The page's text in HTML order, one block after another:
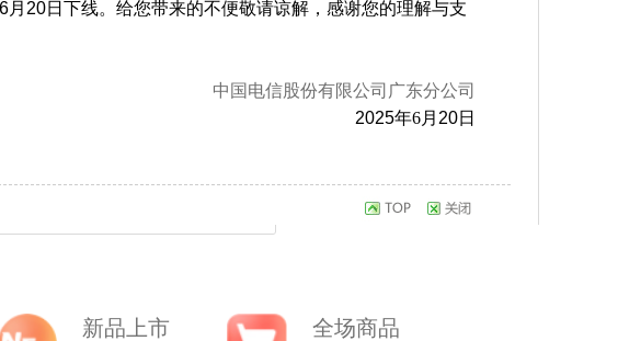
20日下线。给您带来的不便敬请谅解，感谢您的理解与支
中国电信股份有限公司广东分公司
2025年6月20日
新品上市 全场商品